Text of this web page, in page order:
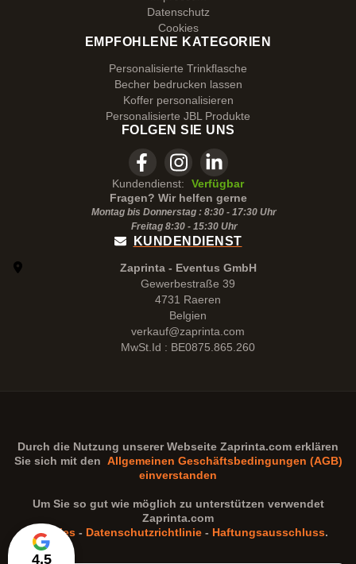
4,5
Datenschutz
Cookies
EMPFOHLENE KATEGORIEN
Personalisierte Trinkflasche
Becher bedrucken lassen
Koffer personalisieren
Personalisierte JBL Produkte
FOLGEN SIE UNS
Kundendienst:
Verfügbar
Fragen? Wir helfen gerne
Montag bis Donnerstag : 8:30 - 17:30 Uhr
Freitag 8:30 - 15:30Uhr
KUNDENDIENST
Zaprinta - Eventus GmbH
Gewerbestraße 39
4731 Raeren
Belgien
verkauf@zaprinta.com
MwSt.Id : BE0875.865.260
Durch die Nutzung unserer Webseite Zaprinta.com erklären
Sie sich mit den Allgemeinen Geschäftsbedingungen (AGB)
einverstanden
Um Sie so gut wie möglich zu unterstützen verwendet
Zaprinta.com
Cookies - Datenschutzrichtlinie - Haftungsausschluss.